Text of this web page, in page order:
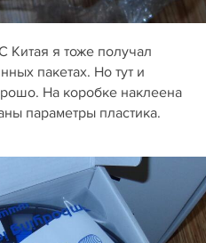
Китая я тоже получал
пакетах. Но тут и
На коробке наклеена
параметры пластика.